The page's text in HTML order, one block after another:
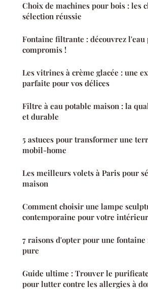
Choix de machines pour bois : les
sélection réussie
Fontaine filtrante : découvrez l'eau
compromis !
Les vitrines à crème glacée : une
parfaite pour vos délices
Filtre à eau potable maison : la
et durable
5 astuces pour transformer une
mobil-home
Les meilleurs volets à Paris pour
maison
Comment choisir une lampe
contemporaine pour votre
7 raisons d'opter pour une
pure
Guide ultime : Trouver le
pour lutter contre les allergies à